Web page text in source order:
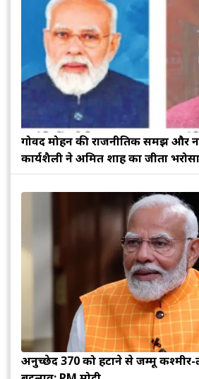
गोविंद मोहन की राजनीतिक समझ और
कार्यशैली ने अमित शाह का जीता
अनुच्छेद 370 को हटाने से जम्मू कश्मीर-